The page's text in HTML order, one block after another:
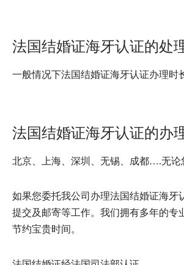
法国结婚证海牙认证的处
一般情况下法国结婚证海牙认证办理时
法国结婚证海牙认证的办
北京、上海、深圳、无锡、成都….无论
如果您委托我公司办理法国结婚证海
提交及邮寄等工作。我们拥有多年的专
节约宝贵时间。